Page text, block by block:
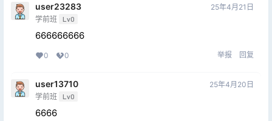
user23283
学前班 Lv0
25年4月21日
666666666
0 0 举报 回复
user13710
学前班 Lv0
25年4月20日
6666